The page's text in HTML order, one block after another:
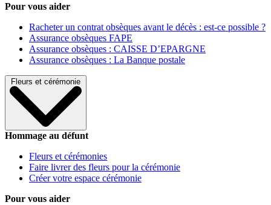
Pour vous aider
Racheter un contrat obsèques avant le décès : est-ce possible ?
Assurance obsèques FAPE
Assurance obsèques : CAISSE D’EPARGNE
Assurance obsèques : La Banque postale
Fleurs et cérémonie
Hommage au défunt
Fleurs et cérémonies
Faire livrer des fleurs pour la cérémonie
Créer votre espace cérémonie
Pour vous aider